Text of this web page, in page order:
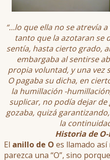
“…lo que ella no se atrevía
tanto que la azotaran se
sentía, hasta cierto grado,
embargaba al sentirse
propia voluntad, y una vez
O pagaba su dicha, en
la humillación -
suplicar, no podía dejar
gozaba, quizá
la
Historia de
El anillo de O es llamado
parezca una “O”, sino